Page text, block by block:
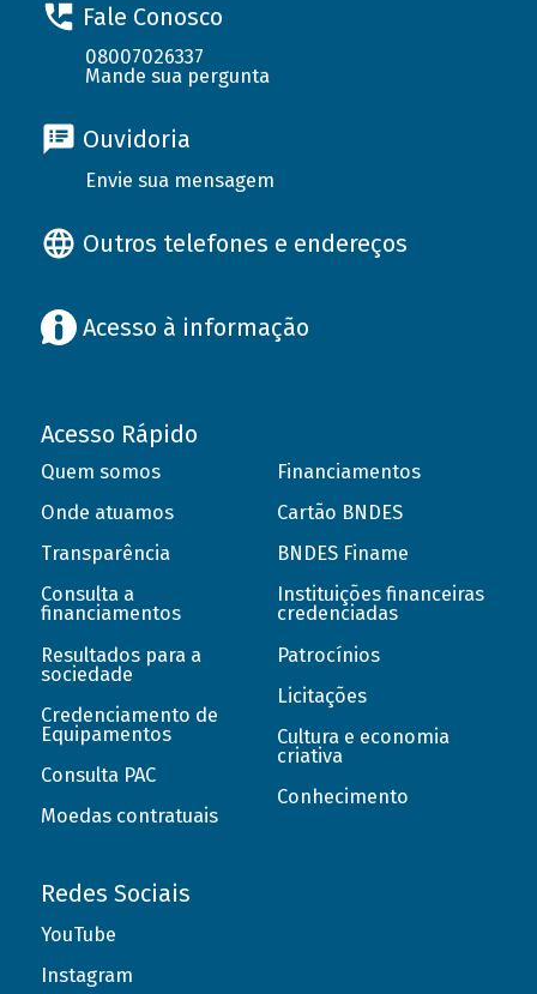
Fale Conosco
08007026337
Mande sua pergunta
Ouvidoria
Envie sua mensagem
Outros telefones e endereços
Acesso à informação
Acesso Rápido
Quem somos
Onde atuamos
Transparência
Consulta a
financiamentos
Resultados para a
sociedade
Credenciamento de
Equipamentos
Consulta PAC
Moedas contratuais
Financiamentos
Cartão BNDES
BNDES Finame
Instituições financeiras
credenciadas
Patrocínios
Licitações
Cultura e economia
criativa
Conhecimento
Redes Sociais
YouTube
Instagram